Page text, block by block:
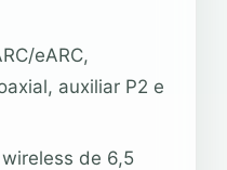
eARC,
auxiliar P2 e
de 6,5